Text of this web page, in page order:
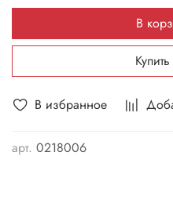
В избранное
арт. 0218006
В